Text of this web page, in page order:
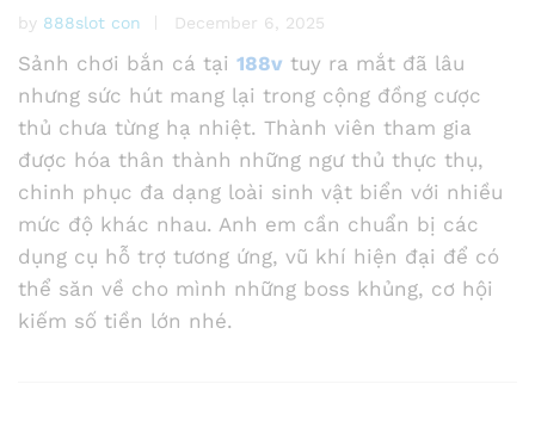
by 888slot con December 6, 2025
Sảnh chơi bắn cá tại 188v tuy ra mắt đã lâu
nhưng sức hút mang lại trong cộng đồng cược
thủ chưa từng hạ nhiệt. Thành viên tham gia
được hóa thân thành những ngư thủ thực thụ,
chinh phục đa dạng loài sinh vật biển với nhiều
mức độ khác nhau. Anh em cần chuẩn bị các
dụng cụ hỗ trợ tương ứng, vũ khí hiện đại để có
thể săn về cho mình những boss khủng, cơ hội
kiếm số tiền lớn nhé.